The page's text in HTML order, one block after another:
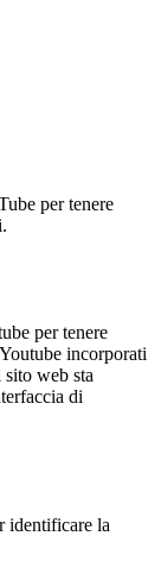
per tenere
per tenere
incorporati
web sta
di
identificare la